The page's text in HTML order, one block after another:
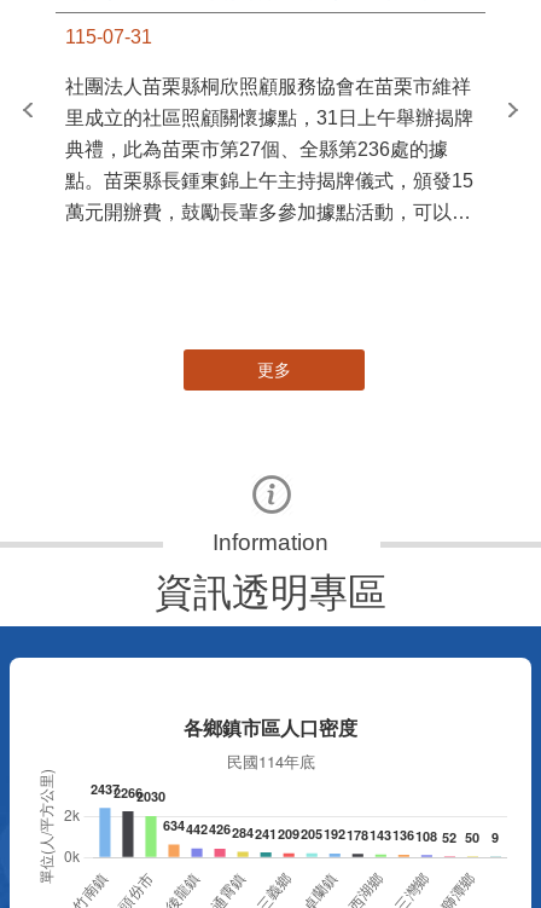
115-07-31
社團法人苗栗縣桐欣照顧服務協會在苗栗市維祥
里成立的社區照顧關懷據點，31日上午舉辦揭牌
典禮，此為苗栗市第27個、全縣第236處的據
點。苗栗縣長鍾東錦上午主持揭牌儀式，頒發15
萬元開辦費，鼓勵長輩多參加據點活動，可以更
苗
更多
資訊透明專區